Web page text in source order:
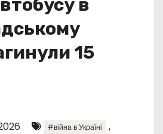
в
15
#війна в Україні ,